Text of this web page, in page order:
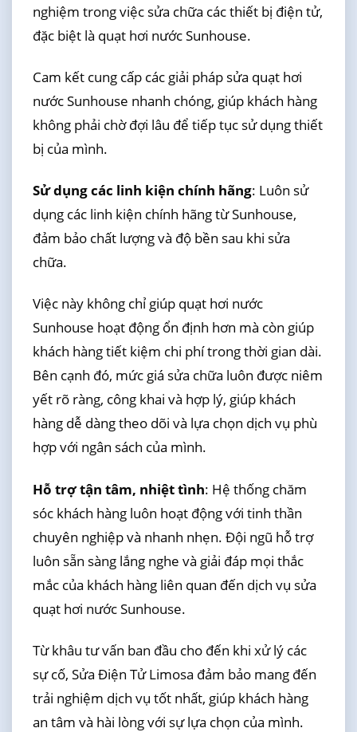
nghiệm trong việc sửa chữa các thiết bị điện tử,
đặc biệt là quạt hơi nước Sunhouse.
Cam kết cung cấp các giải pháp sửa quạt hơi
nước Sunhouse nhanh chóng, giúp khách hàng
không phải chờ đợi lâu để tiếp tục sử dụng thiết
bị của mình.
Sử dụng các linh kiện chính hãng: Luôn sử
dụng các linh kiện chính hãng từ Sunhouse,
đảm bảo chất lượng và độ bền sau khi sửa
chữa.
Việc này không chỉ giúp quạt hơi nước
Sunhouse hoạt động ổn định hơn mà còn giúp
khách hàng tiết kiệm chi phí trong thời gian dài.
Bên cạnh đó, mức giá sửa chữa luôn được niêm
yết rõ ràng, công khai và hợp lý, giúp khách
hàng dễ dàng theo dõi và lựa chọn dịch vụ phù
hợp với ngân sách của mình.
Hỗ trợ tận tâm, nhiệt tình: Hệ thống chăm
sóc khách hàng luôn hoạt động với tinh thần
chuyên nghiệp và nhanh nhẹn. Đội ngũ hỗ trợ
luôn sẵn sàng lắng nghe và giải đáp mọi thắc
mắc của khách hàng liên quan đến dịch vụ sửa
quạt hơi nước Sunhouse.
Từ khâu tư vấn ban đầu cho đến khi xử lý các
sự cố, Sửa Điện Tử Limosa đảm bảo mang đến
trải nghiệm dịch vụ tốt nhất, giúp khách hàng
an tâm và hài lòng với sự lựa chọn của mình.